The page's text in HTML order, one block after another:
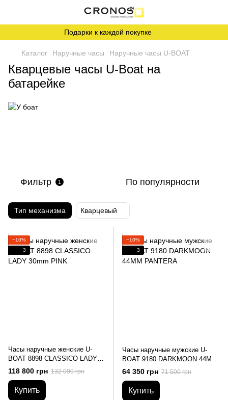
Подарки к каждой покупке
Каталог Наручные часы Наручные часы U-BOAT
Кварцевые часы U-Boat на
батарейке
Фильтр 1 По популярности
Тип механизма Кварцевый
−10%
3
Часы наручные женские U-
BOAT 8898 CLASSICO LADY
30mm PINK
118 800 грн 132 000 грн
Купить
−10%
3
Часы наручные мужские U-
BOAT 9180 DARKMOON 44MM
PANTERA
64 350 грн 71 500 грн
Купить